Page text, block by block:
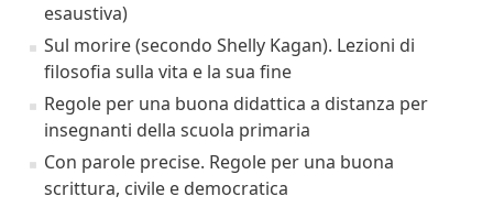
esaustiva)
Sul morire (secondo Shelly Kagan). Lezioni di
filosofia sulla vita e la sua fine
Regole per una buona didattica a distanza per
insegnanti della scuola primaria
Con parole precise. Regole per una buona
scrittura, civile e democratica